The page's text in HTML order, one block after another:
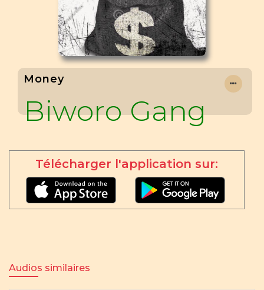
Money
Biworo Gang
Télécharger l'application sur:
Audios similaires